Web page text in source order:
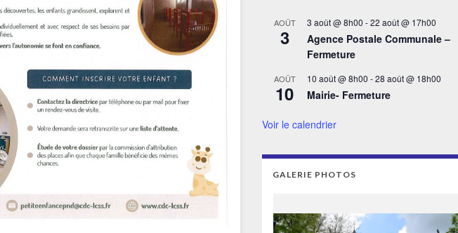
AOÛT
3
3 août @ 8h00 -22 août @ 17h00
Agence Postale Communale –
Fermeture
AOÛT
10
10 août @ 8h00 -28 août @ 18h00
Mairie- Fermeture
Voir le calendrier
GALERIE PHOTOS